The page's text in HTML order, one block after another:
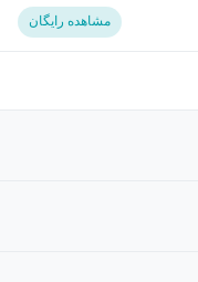
مشاهده رایگان